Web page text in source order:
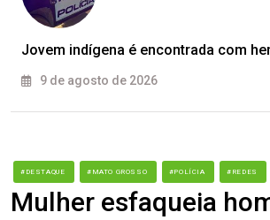
Jovem indígena é encontrada com
9 de agosto de 2026
#DESTAQUE #MATO GROSSO #POLÍCIA #REDES
Mulher esfaqueia